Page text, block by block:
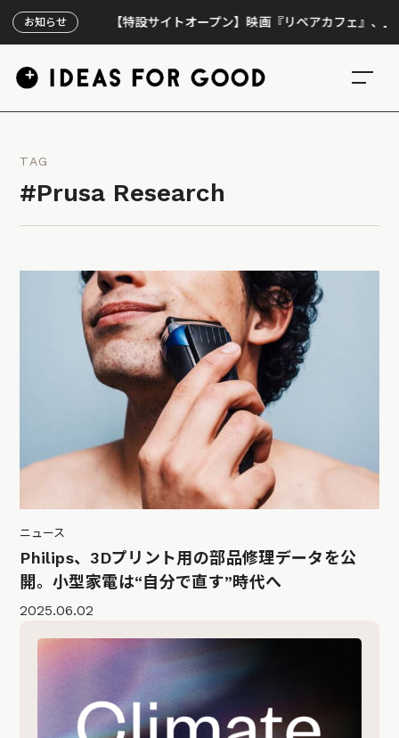
お知らせ 【特設サイトオープン】映画『リペアカフェ』、上映
TAG
#Prusa Research
ニュース
Philips、3Dプリント用の部品修理データを公
開。小型家電は“自分で直す”時代へ
2025.06.02